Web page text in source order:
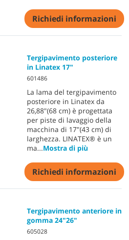
Richiedi informazioni
Tergipavimento posteriore
in Linatex 17"
601486
La lama del tergipavimento
posteriore in Linatex da
26,88"(68 cm) è progettata
per piste di lavaggio della
macchina di 17"(43 cm) di
larghezza. LINATEX® è un
ma...Mostra di più
Richiedi informazioni
Tergipavimento anteriore in
gomma 24"26"
605028